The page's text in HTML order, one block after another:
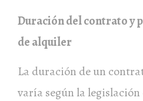
Duración del contrato y
de alquiler
La duración de un
varía según la